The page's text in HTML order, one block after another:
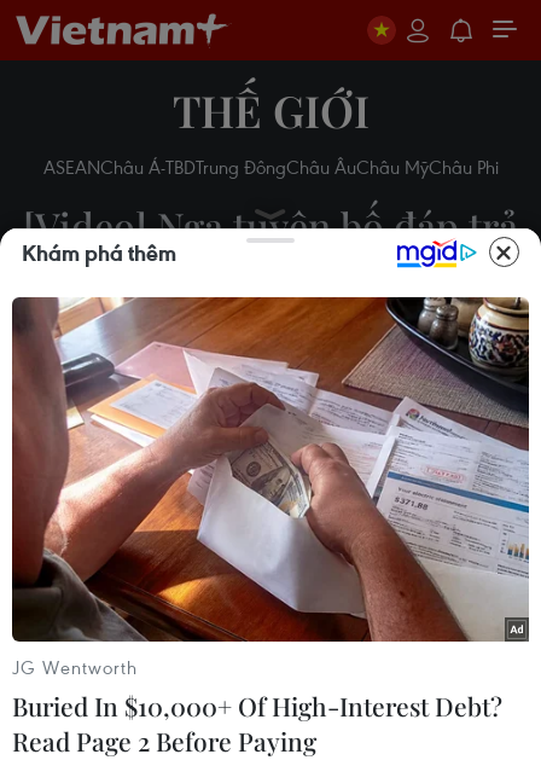
THẾ GIỚI
ASEANChâu Á-TBDTrung ĐôngChâu ÂuChâu MỹChâu Phi
[Video] Nga tuyên bố đáp trả
các biện pháp trừng phạt
của Mỹ
30/12/2016 08:04
Theo dõi VietnamPlus
Người phát ngôn của Điện Kremlin, ông Dmitry
Peskov nhấn mạnh Mỹ muốn hủy hoại quan hệ
giữa hai nước, vốn đang trong thời điểm căng
thẳng nhất từ trước tới nay.
Khám phá thêm
JG Wentworth
Buried In $10,000+ Of High-Interest Debt?
Read Page 2 Before Paying